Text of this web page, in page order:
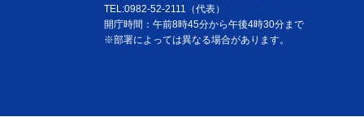
TEL:0982-52-2111（代表）
開庁時間：午前8時45分から午後4時30分まで
※部署によっては異なる場合があります。